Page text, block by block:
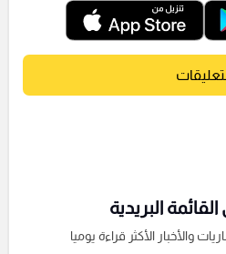
البريدية
والأخبار الأكثر قراءة يوميا